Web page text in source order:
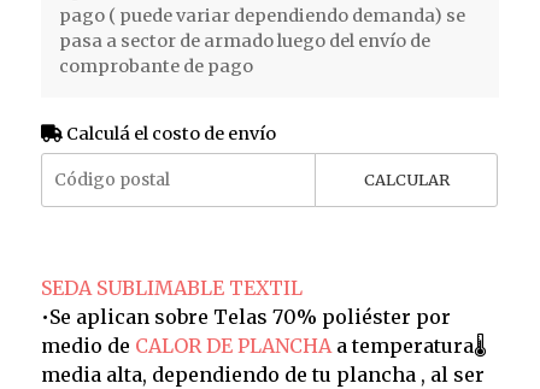
pago ( puede variar dependiendo demanda) se
pasa a sector de armado luego del envío de
comprobante de pago
Calculá el costo de envío
CALCULAR
SEDA SUBLIMABLE TEXTIL
•Se aplican sobre Telas 70% poliéster por
medio de CALOR DE PLANCHA a temperatura🌡️
media alta, dependiendo de tu plancha , al ser